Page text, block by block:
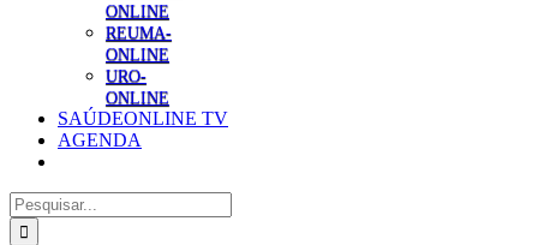
ONLINE
REUMA-
ONLINE
URO-
ONLINE
SAÚDEONLINE TV
AGENDA
Pesquisar